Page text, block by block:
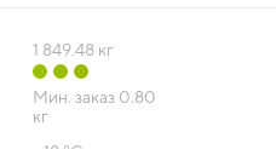
1 849.48кг
Мин. заказ 0.80
кг